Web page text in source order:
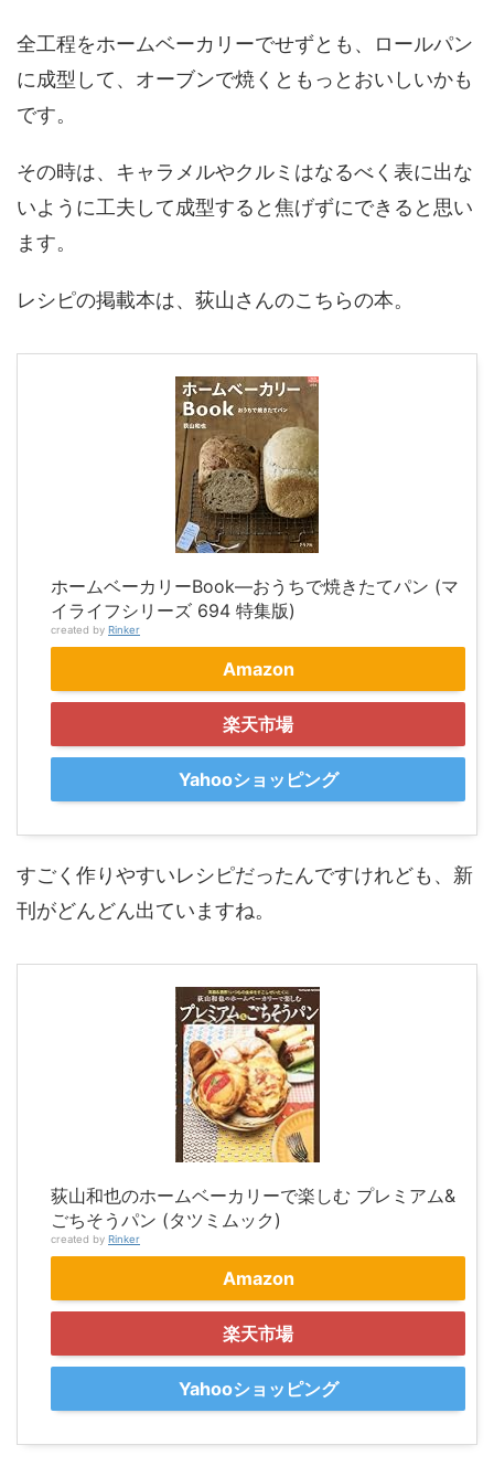
全工程をホームベーカリーでせずとも、ロールパン
に成型して、オーブンで焼くともっとおいしいかも
です。
その時は、キャラメルやクルミはなるべく表に出な
いように工夫して成型すると焦げずにできると思い
ます。
レシピの掲載本は、荻山さんのこちらの本。
ホームベーカリーBook―おうちで焼きたてパン (マ
イライフシリーズ 694 特集版)
created by Rinker
Amazon
楽天市場
Yahooショッピング
すごく作りやすいレシピだったんですけれども、新
刊がどんどん出ていますね。
荻山和也のホームベーカリーで楽しむ プレミアム&
ごちそうパン (タツミムック)
created by Rinker
Amazon
楽天市場
Yahooショッピング